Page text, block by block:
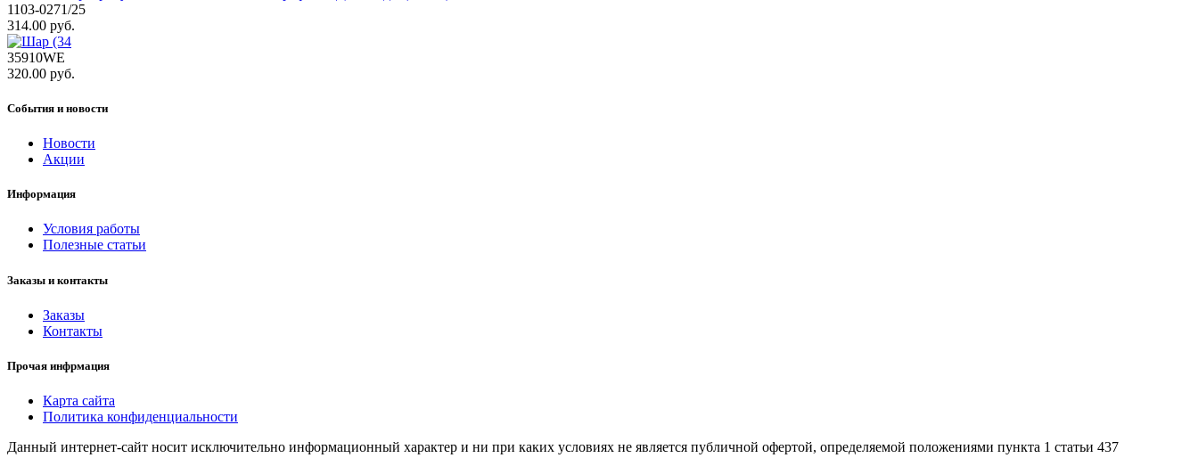
1103-0271/25
314.00 руб.
35910WE
320.00 руб.
События и новости
Новости
Акции
Информация
Условия работы
Полезные статьи
Заказы и контакты
Заказы
Контакты
Прочая инфрмация
Карта сайта
Политика конфиденциальности
Данный интернет-сайт носит исключительно информационный характер и ни при каких условиях не является публичной офертой, определяемой положениями пункта 1 статьи 437